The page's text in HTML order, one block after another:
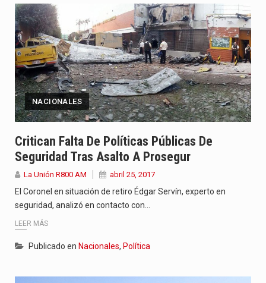
NACIONALES
Critican Falta De Políticas Públicas De
Seguridad Tras Asalto A Prosegur
La Unión R800 AM abril 25, 2017
El Coronel en situación de retiro Édgar Servín, experto en
seguridad, analizó en contacto con…
LEER MÁS
Publicado en Nacionales, Política